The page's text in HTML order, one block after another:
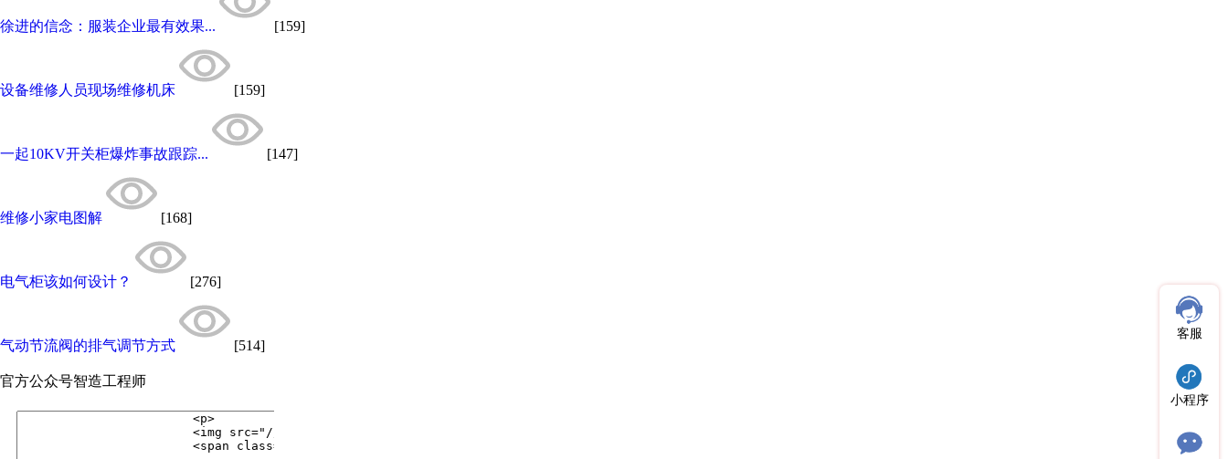
徐进的信念：服装企业最有效果... [159]
设备维修人员现场维修机床 [159]
一起10KV开关柜爆炸事故跟踪... [147]
维修小家电图解 [168]
电气柜该如何设计？ [276]
气动节流阀的排气调节方式 [514]
官方公众号智造工程师
客服
小程序